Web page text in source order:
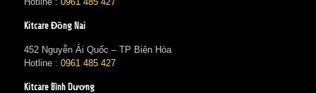
Kitcare Đồng Nai
452 Nguyễn Ái Quốc – TP Biên Hòa
Hotline : 0961 485 427
Kitcare Bình Dương